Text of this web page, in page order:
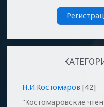
Н.И.Костомаров [42]
"Костомаровские